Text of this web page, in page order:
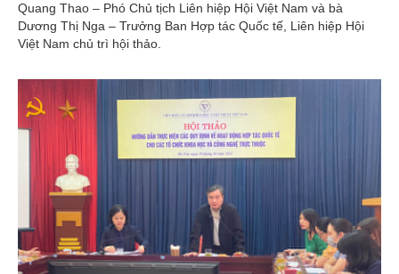
Quang Thao – Phó Chủ tịch Liên hiệp Hội Việt Nam và bà
Dương Thị Nga – Trưởng Ban Hợp tác Quốc tế, Liên hiệp Hội
Việt Nam chủ trì hội thảo.